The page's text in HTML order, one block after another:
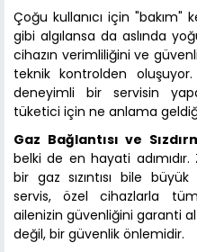
Çoğu kullanıcı için
gibi algılansa da aslında
cihazın verimliliğini ve
teknik kontrolden
deneyimli bir servisin
tüketici için ne anlama
Gaz Bağlantısı ve
belki de en hayati
bir gaz sızıntısı bile
servis, özel cihazlarla
ailenizin güvenliğini garanti
değil, bir güvenlik önlemidir.